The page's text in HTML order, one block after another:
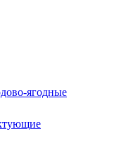
ягодные